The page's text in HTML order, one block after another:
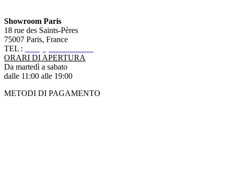
Showroom Paris
18 rue des Saints-Pères
75007 Paris, France
TEL :
ORARI DI APERTURA
Da martedì a sabato
dalle 11:00 alle 19:00
METODI DI PAGAMENTO